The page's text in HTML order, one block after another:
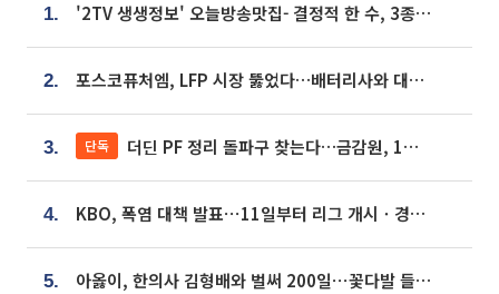
1. '2TV 생생정보' 오늘방송맛집- 결정적 한 수, 3종 메밀면! 메밀 소바 맛집 '의○○○○'
2. 포스코퓨처엠, LFP 시장 뚫었다…배터리사와 대규모 장기 공급 합의
3. 단독 더딘 PF 정리 돌파구 찾는다…금감원, 1년 반 만에 매각설명회 재개
4. KBO, 폭염 대책 발표⋯11일부터 리그 개시ㆍ경기 오후 7시 시작
5. 아옳이, 한의사 김형배와 벌써 200일⋯꽃다발 들고 "프러포즈 아냐"